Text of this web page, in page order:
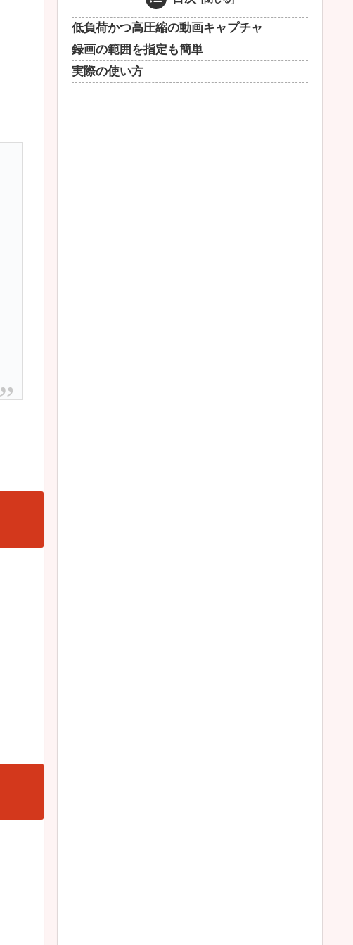
低負荷かつ高圧縮の動画キャプチャ
録画の範囲を指定も簡単
実際の使い方